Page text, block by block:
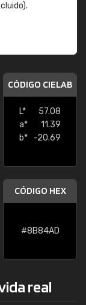
CÓDIGO CIELAB
L*
57.08
a*
11.39
b*
-20.69
CÓDIGO HEX
#8B84AD
real